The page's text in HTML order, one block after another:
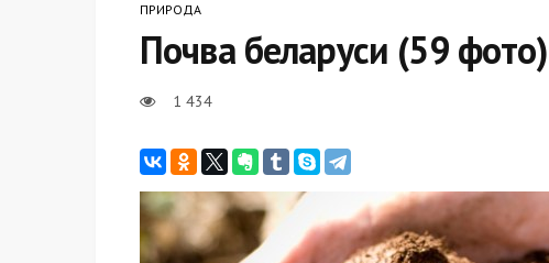
ПРИРОДА
Почва беларуси (59 фото)
1 434